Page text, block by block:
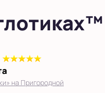
на Пригородной